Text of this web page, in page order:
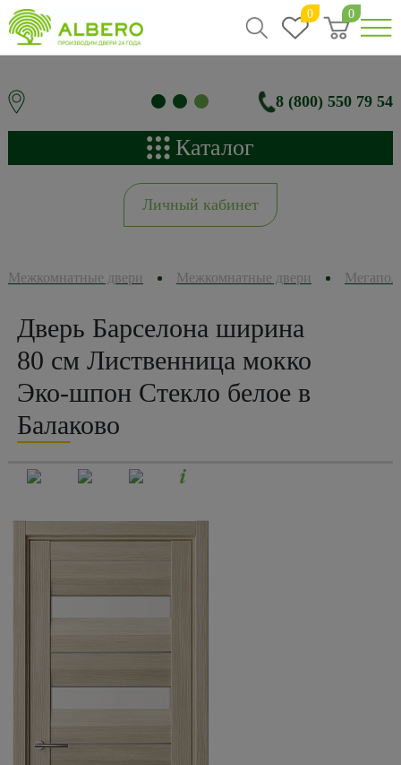
0 0
8 (800) 550 79 54
Каталог
Личный кабинет
Межкомнатные двери Межкомнатные двери
Дверь Барселона ширина
80 см Лиственница мокко
Эко-шпон Стекло белое в
Балаково